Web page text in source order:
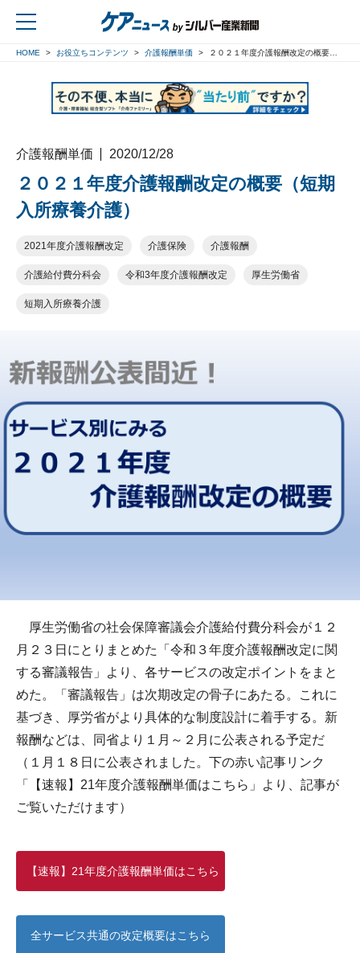
HOME お役立ちコンテンツ 介護報酬単価 ２０２１年度介護報酬改定の概要（短期入所療養介護）
介護報酬単価 2020/12/28
２０２１年度介護報酬改定の概要（短期
入所療養介護）
2021年度介護報酬改定 介護保険 介護報酬
介護給付費分科会 令和3年度介護報酬改定 厚生労働省
短期入所療養介護
厚生労働省の社会保障審議会介護給付費分科会が１２
月２３日にとりまとめた「令和３年度介護報酬改定に関
する審議報告」より、各サービスの改定ポイントをまと
めた。「審議報告」は次期改定の骨子にあたる。これに
基づき、厚労省がより具体的な制度設計に着手する。新
報酬などは、同省より１月～２月に公表される予定だ
（１月１８日に公表されました。下の赤い記事リンク
「【速報】21年度介護報酬単価はこちら」より、記事が
ご覧いただけます）
【速報】21年度介護報酬単価はこちら
全サービス共通の改定概要はこちら